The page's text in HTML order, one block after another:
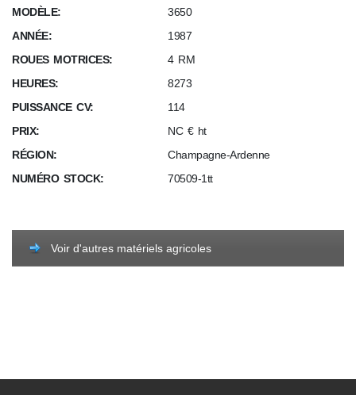
MODÈLE:
3650
ANNÉE:
1987
ROUES MOTRICES:
4 RM
HEURES:
8273
PUISSANCE CV:
114
PRIX:
NC € ht
RÉGION:
Champagne-Ardenne
NUMÉRO STOCK:
70509-1tt
Voir d'autres matériels agricoles